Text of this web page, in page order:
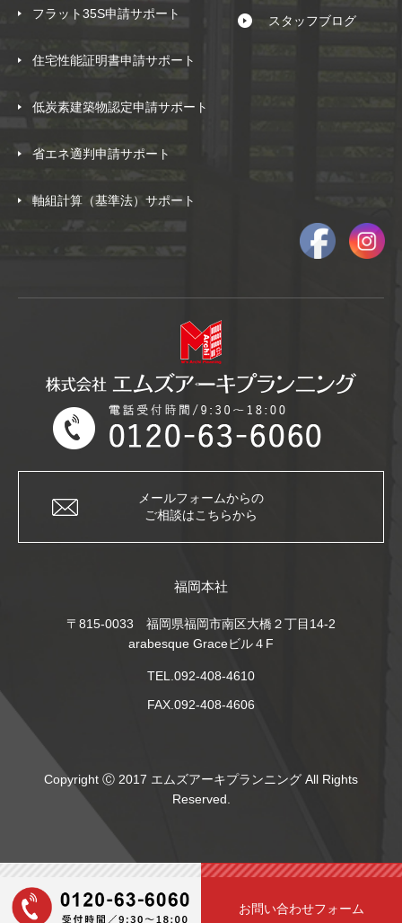
お問い合わせフォーム
フラット35S申請サポート
住宅性能証明書申請サポート
低炭素建築物認定申請サポート
省エネ適判申請サポート
軸組計算（基準法）サポート
スタッフブログ
メールフォームからの
ご相談はこちらから
福岡本社
〒815-0033 福岡県福岡市南区大橋２丁目14-2
arabesque Graceビル４F
TEL.092-408-4610
FAX.092-408-4606
Copyright Ⓒ 2017 エムズアーキプランニング All Rights
Reserved.